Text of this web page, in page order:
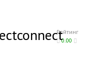
Рейтинг
0.00